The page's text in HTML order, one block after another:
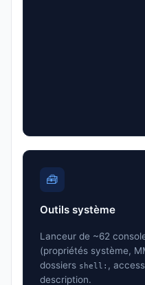
🧰
Outils système
Lanceur de ~62
(propriétés système,
dossiers shell: ,
description.